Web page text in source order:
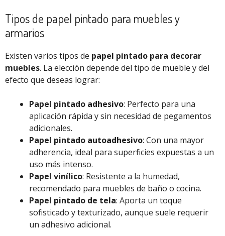
Tipos de papel pintado para muebles y
armarios
Existen varios tipos de papel pintado para decorar
muebles. La elección depende del tipo de mueble y del
efecto que deseas lograr:
Papel pintado adhesivo: Perfecto para una
aplicación rápida y sin necesidad de pegamentos
adicionales.
Papel pintado autoadhesivo: Con una mayor
adherencia, ideal para superficies expuestas a un
uso más intenso.
Papel vinílico: Resistente a la humedad,
recomendado para muebles de baño o cocina.
Papel pintado de tela: Aporta un toque
sofisticado y texturizado, aunque suele requerir
un adhesivo adicional.